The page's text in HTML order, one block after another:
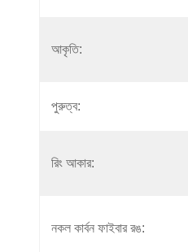
আকৃতি:
পুরুত্ব:
রিং আকার:
নকল কার্বন ফাইবার রঙ: